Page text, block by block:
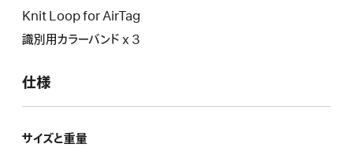
Knit Loop for AirTag
識別用カラーバンド x 3
仕様
サイズと重量